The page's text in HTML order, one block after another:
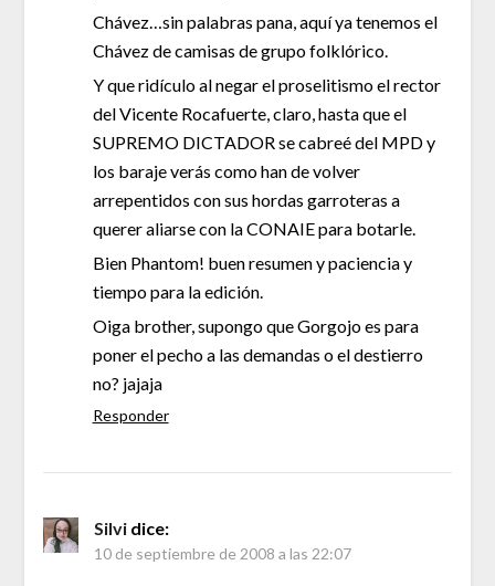
Chávez…sin palabras pana, aquí ya tenemos el
Chávez de camisas de grupo folklórico.
Y que ridículo al negar el proselitismo el rector
del Vicente Rocafuerte, claro, hasta que el
SUPREMO DICTADOR se cabreé del MPD y
los baraje verás como han de volver
arrepentidos con sus hordas garroteras a
querer aliarse con la CONAIE para botarle.
Bien Phantom! buen resumen y paciencia y
tiempo para la edición.
Oiga brother, supongo que Gorgojo es para
poner el pecho a las demandas o el destierro
no? jajaja
Responder
Silvi dice:
10 de septiembre de 2008 a las 22:07